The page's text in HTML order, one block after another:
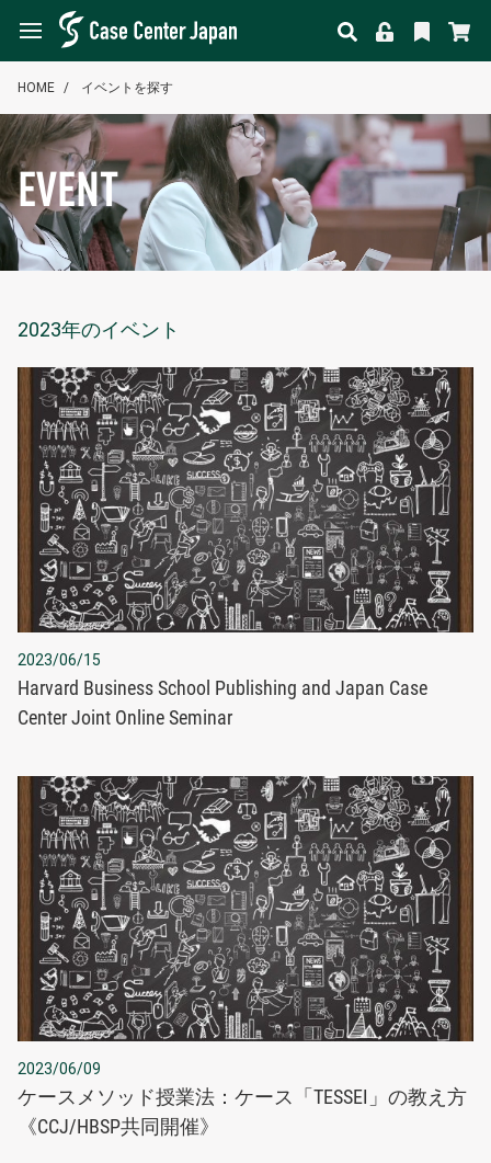
HOME イベントを探す
EVENT
2023年のイベント
2023/06/15
Harvard Business School Publishing and Japan Case
Center Joint Online Seminar
2023/06/09
ケースメソッド授業法：ケース「TESSEI」の教え方
《CCJ/HBSP共同開催》